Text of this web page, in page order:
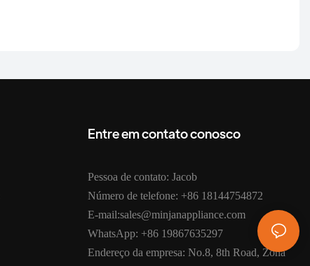
Entre em contato conosco
Pessoa de contato: Jacob
Número de telefone: +86 18144754872
E-mail:sales@minjanappliance.com
WhatsApp: +86 19867635297
Endereço da empresa: No.8, 8th Road, Zona